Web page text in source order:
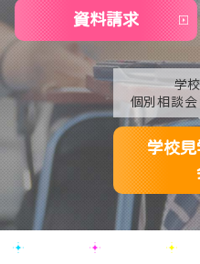
資料請求
学
個別相談会
学校見